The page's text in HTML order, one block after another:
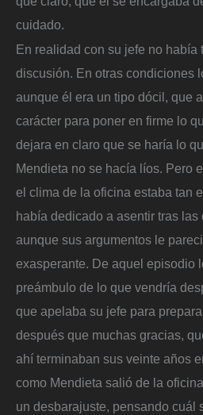
cuidado.
En realidad con su jefe no había
discusión. En otras condiciones
aunque él era un tipo dócil, que
carácter para poner en firme lo
dejara en claro que se haría lo
Mendieta no se hacía líos. Pero
el clima de la oficina estaba tan
había dedicado a asentir tras
aunque sus argumentos le
exasperante. De aquel episodio
preámbulo de lo que vendría
que apelaba su jefe para
después que muchas gracias,
ahí terminaban sus veinte años
como Mendieta salió de la
un desbarajuste, pensando cuál